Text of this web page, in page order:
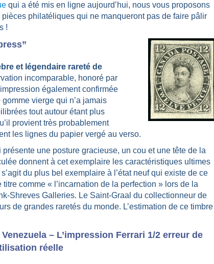
qui a été mis en ligne aujourd’hui, nous vous proposons
philatéliques qui ne manqueront pas de faire pâlir
!
et légendaire rareté de
incomparable, honoré par
également confirmée
vierge qui n’a jamais
tout autour étant plus
provient très probablement
les lignes du papier vergé au verso.
une posture gracieuse, un cou et une tête de la
donnent à cet exemplaire les caractéristiques ultimes
du plus bel exemplaire à l’état neuf qui existe de ce
comme « l’incarnation de la perfection » lors de la
Shreves Galleries. Le Saint-Graal du collectionneur de
de grandes raretés du monde. L’estimation de ce timbre
Venezuela – L’impression Ferrari 1/2 erreur de
réelle